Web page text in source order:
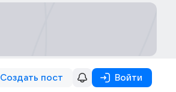
Создать пост Войти